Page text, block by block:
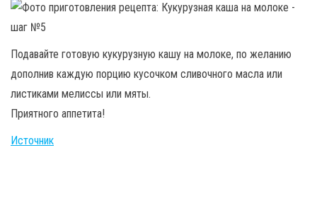
Подавайте готовую кукурузную кашу на молоке, по желанию
дополнив каждую порцию кусочком сливочного масла или
листиками мелиссы или мяты.
Приятного аппетита!
Источник